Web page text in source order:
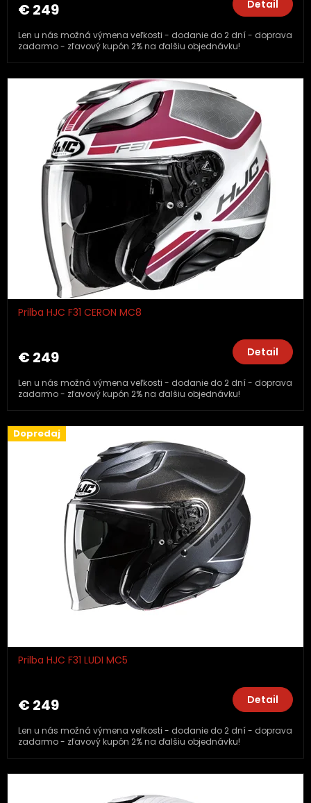
€ 249 Detail
Len u nás možná výmena veľkosti - dodanie do 2 dní - doprava
zadarmo - zľavový kupón 2% na ďalšiu objednávku!
Prilba HJC F31 CERON MC8
€ 249 Detail
Len u nás možná výmena veľkosti - dodanie do 2 dní - doprava
zadarmo - zľavový kupón 2% na ďalšiu objednávku!
Dopredaj
Prilba HJC F31 LUDI MC5
€ 249 Detail
Len u nás možná výmena veľkosti - dodanie do 2 dní - doprava
zadarmo - zľavový kupón 2% na ďalšiu objednávku!